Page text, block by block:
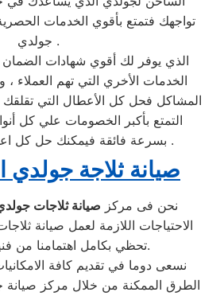
تواجهك فتمتع بأقوي الخدمات
جولدي .
الذي يوفر لك أقوي شهادات الضمان
الخدمات الأخري التي تهم
المشاكل فحل كل الأعطال التي
التمتع بأكبر الخصومات علي كل
بسرعة فائقة فيمكنك حل كل اعطال اجهزة جولدي .
صيانة ثلاجة جولدي
نحن فى مركز صيانة ثلاجات
الاحتياجات اللازمة لعمل صيانة
تحظي بكامل اهتمامنا من فنيين ومهندسين.
نسعى دوما في تقديم كافة
الطرق الممكنة من خلال مركز صيانة